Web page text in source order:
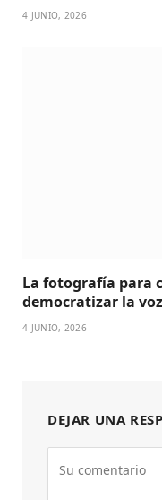
4 JUNIO, 2026
La fotografía para
democratizar la voz
4 JUNIO, 2026
DEJAR UNA